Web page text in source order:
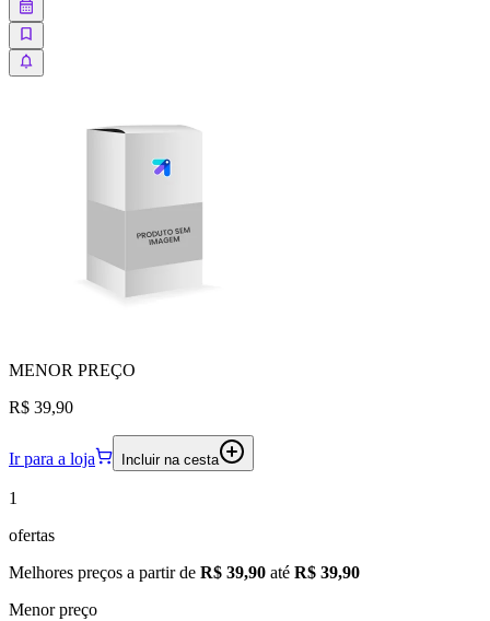
MENOR PREÇO
R$ 39,90
Ir para a loja Incluir na cesta
1
ofertas
Melhores preços a partir de R$ 39,90 até R$ 39,90
Menor preço